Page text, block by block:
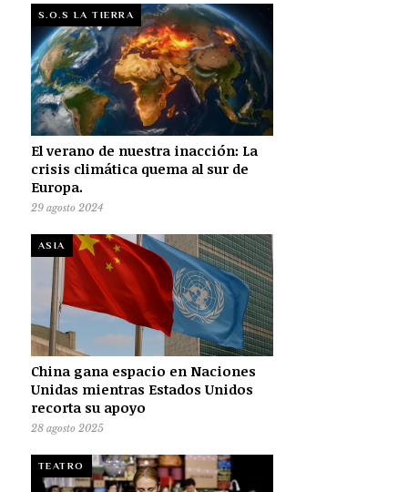
S.O.S LA TIERRA
El verano de nuestra inacción: La
crisis climática quema al sur de
Europa.
29 agosto 2024
ASIA
China gana espacio en Naciones
Unidas mientras Estados Unidos
recorta su apoyo
28 agosto 2025
TEATRO